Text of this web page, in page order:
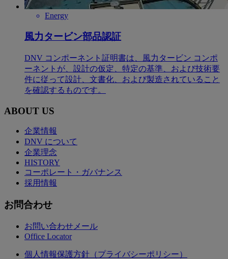
Energy
風力タービン部品認証
DNV コンポーネント証明書は、風力タービン コンポ
ーネントが、設計の仮定、特定の基準、および技術要
件に従って設計、文書化、および製造されていること
を確認するものです。
ABOUT US
企業情報
DNV について
企業理念
HISTORY
コーポレート・ガバナンス
採用情報
お問合わせ
お問い合わせメール
Office Locator
個人情報保護方針（プライバシーポリシー）